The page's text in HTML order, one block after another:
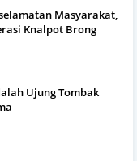
Masyarakat,
Knalpot Brong
Ujung Tombak